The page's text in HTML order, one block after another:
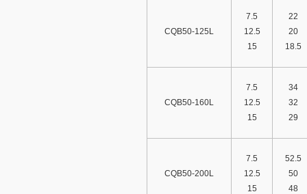
CQB50-125L
7.5
12.5
15
22
20
18.5
CQB50-160L
7.5
12.5
15
34
32
29
CQB50-200L
7.5
12.5
15
52.5
50
48